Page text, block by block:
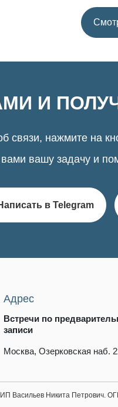
И
связи, нажмите на
вашу задачу и
в Telegram
Адрес
Встречи по
записи
Москва, Озерковская наб.
Васильев Никита Петрович.